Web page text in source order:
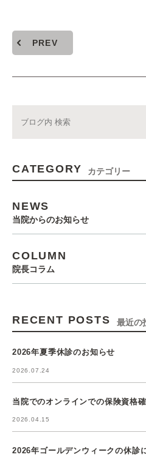
PREV
CATEGORY カテゴリー
NEWS
当院からのお知らせ
COLUMN
院長コラム
RECENT POSTS 最近の
2026年夏季休診のお知らせ
2026.07.24
当院でのオンラインでの保険資格
2026.04.15
2026年ゴールデンウィークの休診